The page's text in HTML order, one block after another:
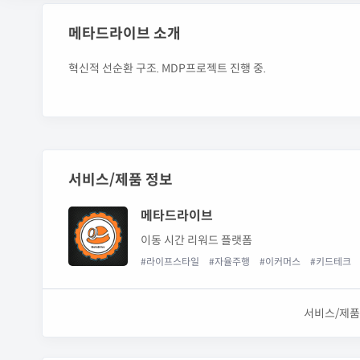
메타드라이브 소개
혁신적 선순환 구조. MDP프로젝트 진행 중.
서비스/제품 정보
메타드라이브
이동 시간 리워드 플랫폼
#라이프스타일 #자율주행 #이커머스 #키드테크
서비스/제